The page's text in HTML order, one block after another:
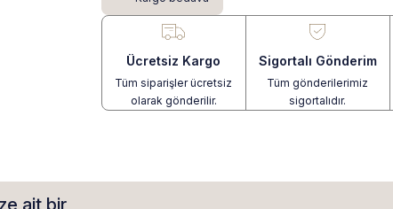
Ücretsiz Kargo
Tüm siparişler ücretsiz
olarak gönderilir.
Sigortalı Gönderim
Tüm gönderilerimiz
sigortalıdır.
ait bir